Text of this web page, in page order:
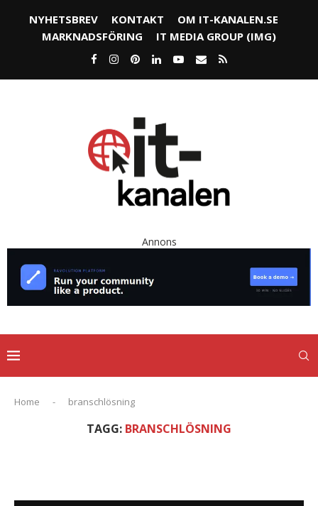
NYHETSBREV KONTAKT
OM IT-KANALEN.SE
MARKNADSFÖRING
IT MEDIA GROUP (IMG)
Annons
Home - branschlösning
TAGG: BRANSCHLÖSNING